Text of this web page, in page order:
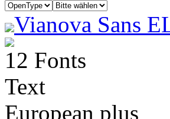
Vianova Sans
12 Fonts
Text
European plus